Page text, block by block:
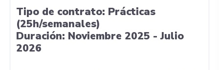
Tipo de contrato: Prácticas
(25h/semanales)
Duración: Noviembre 2025 - Julio
2026